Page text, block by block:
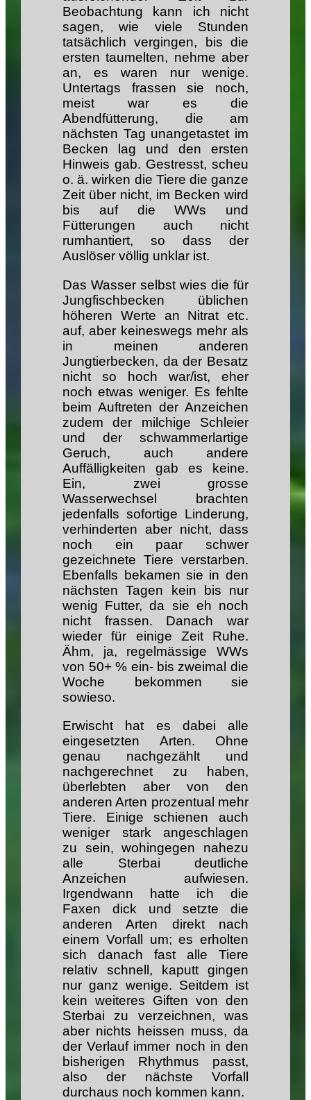
Beobachtung kann ich nicht
sagen, wie viele Stunden
tatsächlich vergingen, bis die
ersten taumelten, nehme aber
an, es waren nur wenige.
Untertags frassen sie noch,
meist war es die
Abendfütterung, die am
nächsten Tag unangetastet im
Becken lag und den ersten
Hinweis gab. Gestresst, scheu
o. ä. wirken die Tiere die ganze
Zeit über nicht, im Becken wird
bis auf die WWs und
Fütterungen auch nicht
rumhantiert, so dass der
Auslöser völlig unklar ist.
Das Wasser selbst wies die für
Jungfischbecken üblichen
höheren Werte an Nitrat etc.
auf, aber keineswegs mehr als
in meinen anderen
Jungtierbecken, da der Besatz
nicht so hoch war/ist, eher
noch etwas weniger. Es fehlte
beim Auftreten der Anzeichen
zudem der milchige Schleier
und der schwammerlartige
Geruch, auch andere
Auffälligkeiten gab es keine.
Ein, zwei grosse
Wasserwechsel brachten
jedenfalls sofortige Linderung,
verhinderten aber nicht, dass
noch ein paar schwer
gezeichnete Tiere verstarben.
Ebenfalls bekamen sie in den
nächsten Tagen kein bis nur
wenig Futter, da sie eh noch
nicht frassen. Danach war
wieder für einige Zeit Ruhe.
Ähm, ja, regelmässige WWs
von 50+ % ein- bis zweimal die
Woche bekommen sie
sowieso.
Erwischt hat es dabei alle
eingesetzten Arten. Ohne
genau nachgezählt und
nachgerechnet zu haben,
überlebten aber von den
anderen Arten prozentual mehr
Tiere. Einige schienen auch
weniger stark angeschlagen
zu sein, wohingegen nahezu
alle Sterbai deutliche
Anzeichen aufwiesen.
Irgendwann hatte ich die
Faxen dick und setzte die
anderen Arten direkt nach
einem Vorfall um; es erholten
sich danach fast alle Tiere
relativ schnell, kaputt gingen
nur ganz wenige. Seitdem ist
kein weiteres Giften von den
Sterbai zu verzeichnen, was
aber nichts heissen muss, da
der Verlauf immer noch in den
bisherigen Rhythmus passt,
also der nächste Vorfall
durchaus noch kommen kann.